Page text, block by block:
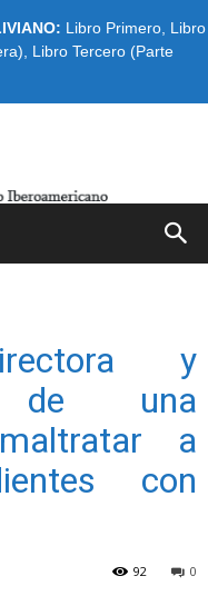
Libro Primero Libro
Libro Tercero (Parte
y
de una
a
con
0
92